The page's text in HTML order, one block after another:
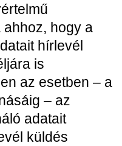
ahhoz, hogy a
hírlevél
is
az esetben – a
– az
adatait
küldés